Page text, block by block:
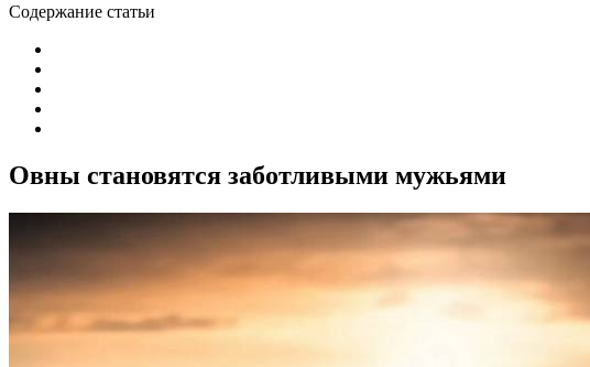
Содержание статьи
Овны становятся заботливыми мужьями